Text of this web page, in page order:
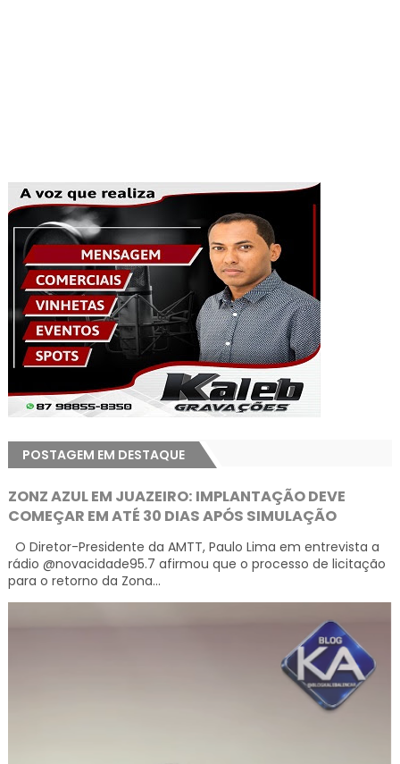
POSTAGEM EM DESTAQUE
ZONZ AZUL EM JUAZEIRO: IMPLANTAÇÃO DEVE
COMEÇAR EM ATÉ 30 DIAS APÓS SIMULAÇÃO
O Diretor-Presidente da AMTT, Paulo Lima em entrevista a
rádio @novacidade95.7 afirmou que o processo de licitação
para o retorno da Zona...